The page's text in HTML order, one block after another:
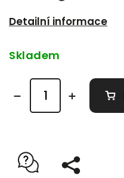
Detailní informace
Skladem